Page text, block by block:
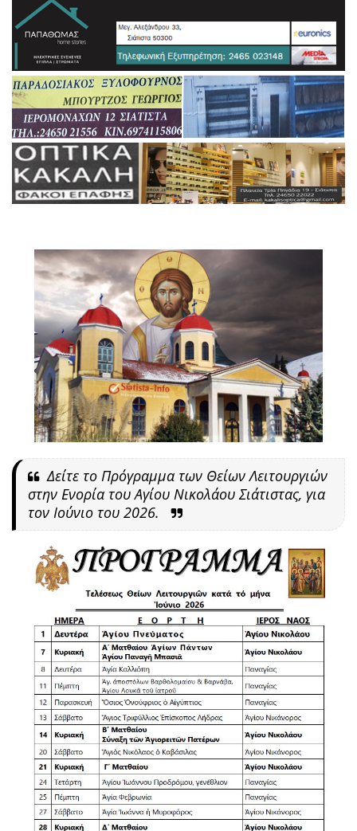
Δείτε το Πρόγραμμα των Θείων Λειτουργιών
στην Ενορία του Αγίου Νικολάου Σιάτιστας, για
τον Ιούνιο του 2026.